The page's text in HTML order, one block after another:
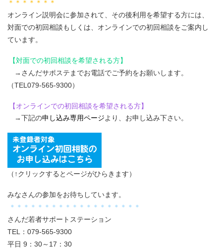
＊＊＊＊＊＊＊
オンライン説明会に参加されて、その後利用を希望する方には、
対面での初回相談もしくは、オンラインでの初回相談をご案内し
ています。
【対面での初回相談を希望される方】
→さんだサポステまでお電話でご予約をお願いします。
（TEL079-565-9300）
【オンラインでの初回相談を希望される方】
→下記の申し込み専用ページより、お申し込み下さい。
（↑クリックするとページがひらきます）
みなさんの参加をお待ちしています。
＊＊＊＊＊＊＊＊＊＊＊＊＊＊＊＊＊＊＊
さんだ若者サポートステーション
TEL：079-565-9300
平日 9：30～17：30